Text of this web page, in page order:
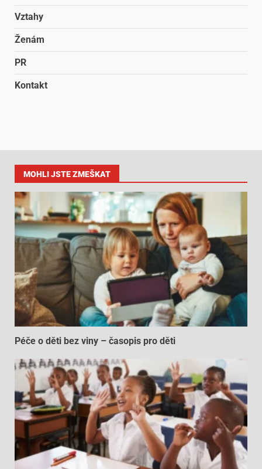
Vztahy
Ženám
PR
Kontakt
MOHLI JSTE ZMEŠKAT
Péče o děti bez viny – časopis pro děti